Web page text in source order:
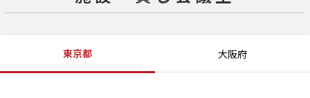
東京都 大阪府